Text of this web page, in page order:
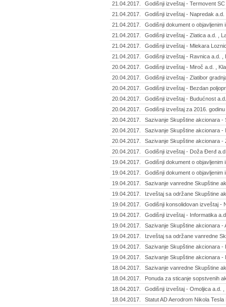
21.04.2017.
Godišnji izveštaj - Termovent
21.04.2017.
Godišnji izveštaj - Napredak a.d.
21.04.2017.
Godišnji dokument o
21.04.2017.
Godišnji izveštaj - Zlatica a.d. ,
21.04.2017.
Godišnji izveštaj - Mlekara
21.04.2017.
Godišnji izveštaj - Ravnica a.d. ,
20.04.2017.
Godišnji izveštaj - Miroč a.d. ,
20.04.2017.
Godišnji izveštaj - Zlatibor
20.04.2017.
Godišnji izveštaj - Bezdan
20.04.2017.
Godišnji izveštaj - Budućnost
20.04.2017.
Godišnji izveštaj za 2016.
20.04.2017.
Sazivanje Skupštine akcionara -
20.04.2017.
Sazivanje Skupštine akcionara -
20.04.2017.
Sazivanje Skupštine akcionara -
20.04.2017.
Godišnji izveštaj - Doža Đerđ
19.04.2017.
Godišnji dokument o objavljenim
19.04.2017.
Godišnji dokument o objavljenim
19.04.2017.
Sazivanje vanredne Skupštine
19.04.2017.
Izveštaj sa održane Skupštine
19.04.2017.
Godišnji konsolidovan izveštaj -
19.04.2017.
Godišnji izveštaj - Informatika
19.04.2017.
Sazivanje Skupštine akcionara -
19.04.2017.
Izveštaj sa održane vanredne
19.04.2017.
Sazivanje Skupštine akcionara -
19.04.2017.
Sazivanje Skupštine akcionara
18.04.2017.
Sazivanje vanredne Skupštine
18.04.2017.
Ponuda za sticanje sopstvenih
18.04.2017.
Godišnji izveštaj - Omoljica a.d.
18.04.2017.
Statut AD Aerodrom Nikola Tesla